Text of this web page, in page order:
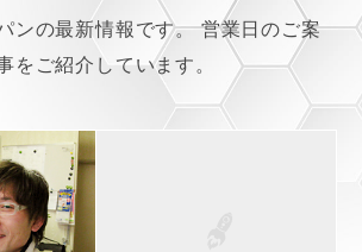
ンの最新情報です。営業日のご案
をご紹介しています。